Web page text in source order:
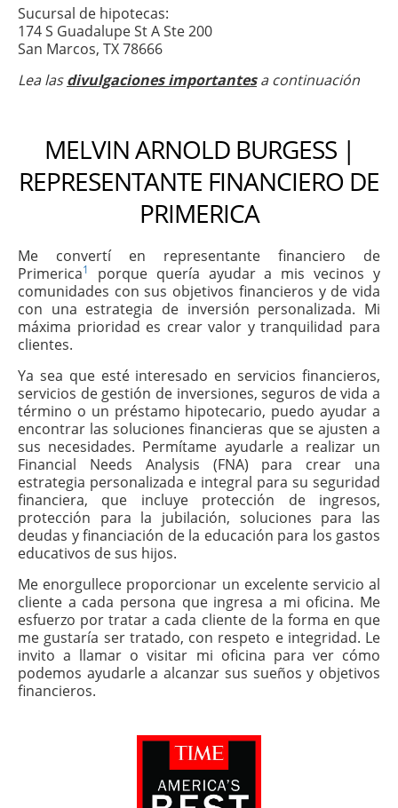
Sucursal de hipotecas:
174 S Guadalupe St A Ste 200
San Marcos, TX 78666
Lea lasdivulgaciones importantesa continuación
MELVIN ARNOLD BURGESS |
REPRESENTANTE FINANCIERO DE
PRIMERICA
Me convertí en representante financiero de
Primerica1
porque quería ayudar a mis vecinos y
comunidades con sus objetivos financieros y de vida
con una estrategia de inversión personalizada. Mi
máxima prioridad es crear valor y tranquilidad para
clientes.
Ya sea que esté interesado en servicios financieros,
servicios de gestión de inversiones, seguros de vida a
término o un préstamo hipotecario, puedo ayudar a
encontrar las soluciones financieras que se ajusten a
sus necesidades. Permítame ayudarle a realizar un
Financial Needs Analysis (FNA) para crear una
estrategia personalizada e integral para su seguridad
financiera, que incluye protección de ingresos,
protección para la jubilación, soluciones para las
deudas y financiación de la educación para los gastos
educativos de sus hijos.
Me enorgullece proporcionar un excelente servicio al
cliente a cada persona que ingresa a mi oficina. Me
esfuerzo por tratar a cada cliente de la forma en que
me gustaría ser tratado, con respeto e integridad. Le
invito a llamar o visitar mi oficina para ver cómo
podemos ayudarle a alcanzar sus sueños y objetivos
financieros.